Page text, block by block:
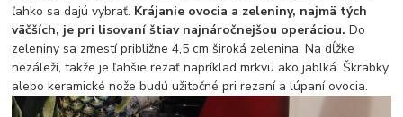
ľahko sa dajú vybrať. Krájanie ovocia a zeleniny, najmä tých
väčších, je pri lisovaní štiav najnáročnejšou operáciou.Do
zeleniny sa zmestí približne 4,5 cm široká zelenina. Na dĺžke
nezáleží, takže je ľahšie rezať napríklad mrkvu ako jablká. Škrabky
alebo keramické nože budú užitočné pri rezaní a lúpaní ovocia.